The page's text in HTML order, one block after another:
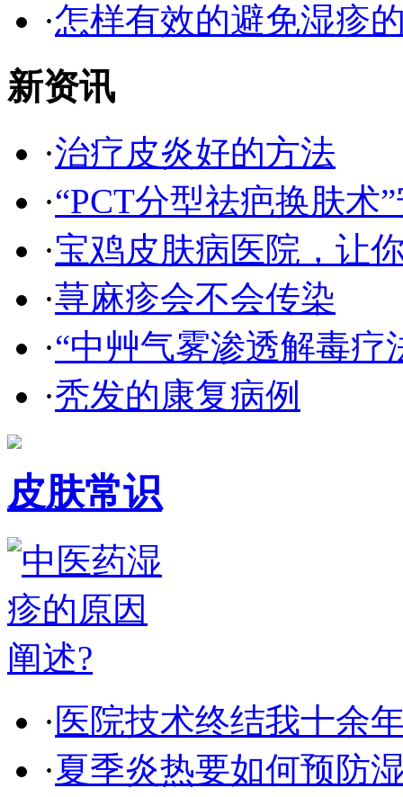
·怎样有效的避免湿疹
新资讯
·治疗皮炎好的方法
·“PCT分型祛疤换肤术
·宝鸡皮肤病医院，让
·荨麻疹会不会传染
·“中艸气雾渗透解毒疗
·秃发的康复病例
皮肤常识
· 医院技术终结我十余
·夏季炎热要如何预防